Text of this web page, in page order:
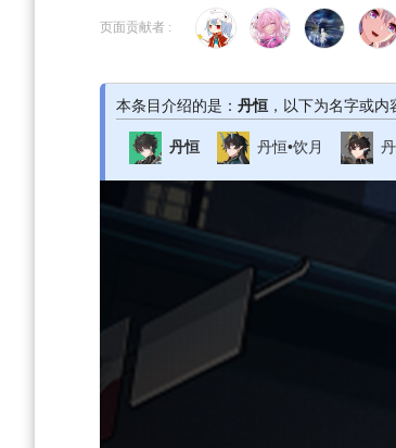
到
到
页面贡献者 :
本条目介绍的是： 丹恒 ，以下为名字或内
丹恒 丹恒•饮月
> 角色图鉴
如果是第一次来，按"Ctrl+D"可以收藏
按右上角“WIKI功能→编辑”即可修改页面